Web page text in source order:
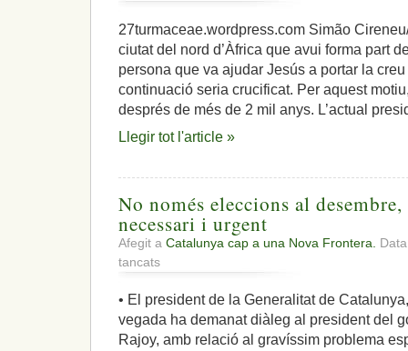
27turmaceae.wordpress.com Simão
ciutat del nord d’Àfrica que avui forma part
persona que va ajudar Jesús a portar la
continuació seria crucificat. Per aquest
després de més de 2 mil anys. L’actual
Llegir tot l'article »
No només eleccions al
necessari i urgent
Afegit a Catalunya cap a una Nova Frontera.
tancats
No
eleccions
al
desembre,
• El president de la Generalitat de
vegada ha demanat diàleg al president del
Rajoy, amb relació al gravíssim problema